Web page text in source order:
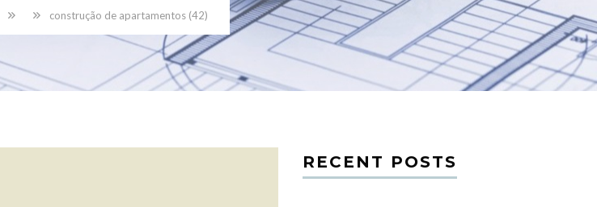
construção de apartamentos (42)
RECENT POSTS